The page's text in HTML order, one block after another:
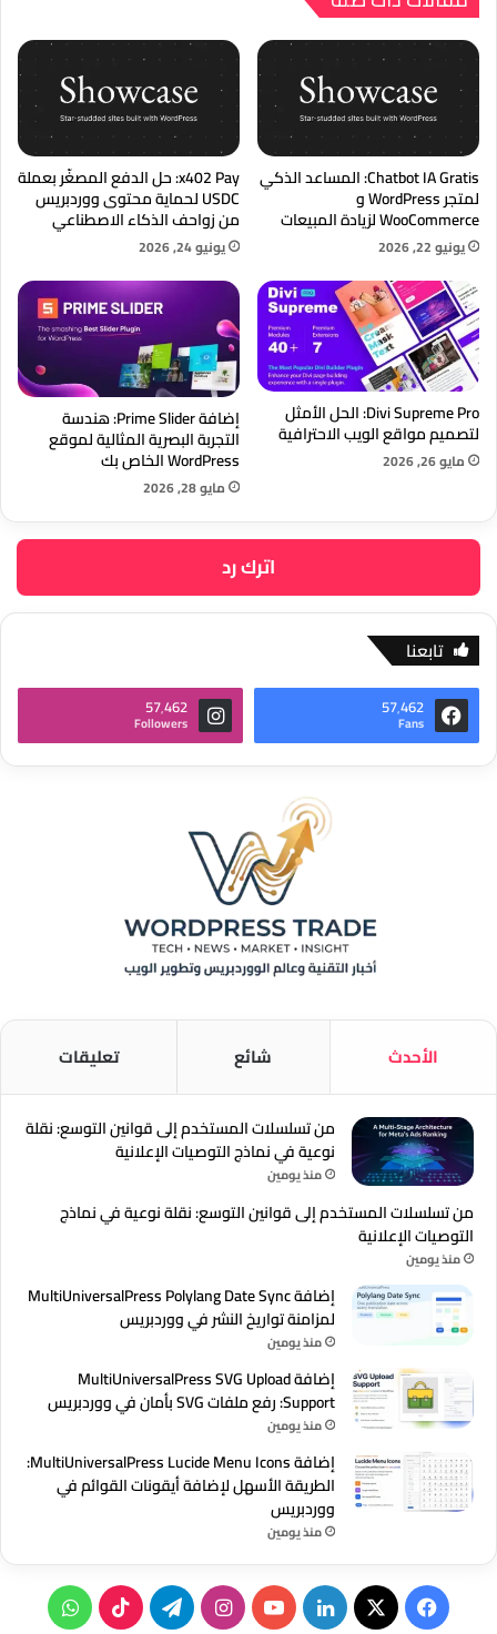
Chatbot IA Gratis: المساعد الذكي
لمتجر WordPress و
WooCommerce لزيادة المبيعات
يونيو 22, 2026
x402 Pay: حل الدفع المصغّر بعملة
USDC لحماية محتوى ووردبريس
من زواحف الذكاء الاصطناعي
يونيو 24, 2026
Divi Supreme Pro: الحل الأمثل
لتصميم مواقع الويب الاحترافية
مايو 26, 2026
إضافة Prime Slider: هندسة
التجربة البصرية المثالية لموقع
WordPress الخاص بك
مايو 28, 2026
اترك رد
تابعنا
57٬462
Fans
57٬462
Followers
الأحدث شائع تعليقات
من تسلسلات المستخدم إلى قوانين التوسع: نقلة
نوعية في نماذج التوصيات الإعلانية
منذ يومين
من تسلسلات المستخدم إلى قوانين التوسع: نقلة نوعية في نماذج
التوصيات الإعلانية
منذ يومين
إضافة MultiUniversalPress Polylang Date Sync
لمزامنة تواريخ النشر في ووردبريس
منذ يومين
إضافة MultiUniversalPress SVG Upload
Support: رفع ملفات SVG بأمان في ووردبريس
منذ يومين
إضافة MultiUniversalPress Lucide Menu Icons:
الطريقة الأسهل لإضافة أيقونات القوائم في
ووردبريس
منذ يومين
فيسبوك
‫X لينكدإن‫YouTubeانستقرامتيلقرام‫TikTok